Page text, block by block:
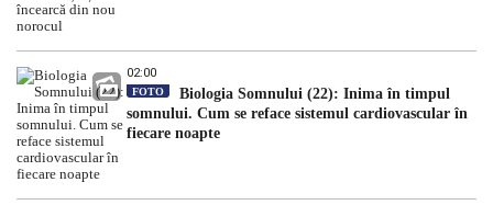
02:00
FOTO
Biologia Somnului (22): Inima în timpul
somnului. Cum se reface sistemul cardiovascular în
fiecare noapte